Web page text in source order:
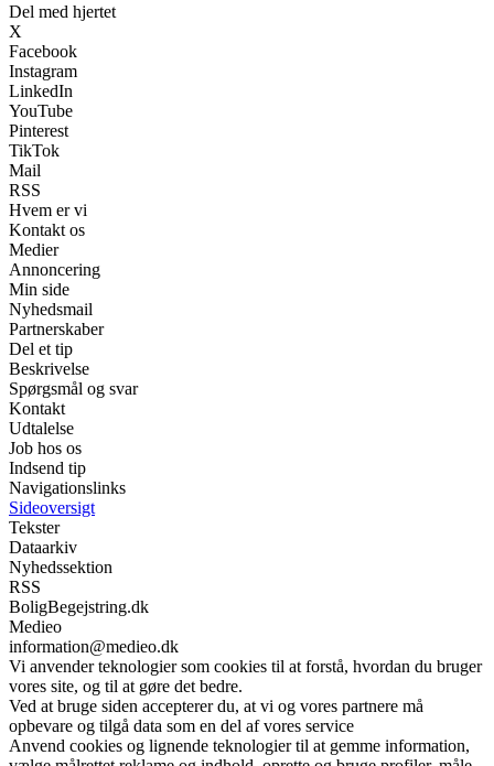
Del med hjertet
X
Facebook
Instagram
LinkedIn
YouTube
Pinterest
TikTok
Mail
RSS
Hvem er vi
Kontakt os
Medier
Annoncering
Min side
Nyhedsmail
Partnerskaber
Del et tip
Beskrivelse
Spørgsmål og svar
Kontakt
Udtalelse
Job hos os
Indsend tip
Navigationslinks
Sideoversigt
Tekster
Dataarkiv
Nyhedssektion
RSS
BoligBegejstring.dk
Medieo
information@medieo.dk
Vi anvender teknologier som cookies til at forstå, hvordan du bruger
vores site, og til at gøre det bedre.
Ved at bruge siden accepterer du, at vi og vores partnere må
opbevare og tilgå data som en del af vores service
Anvend cookies og lignende teknologier til at gemme information,